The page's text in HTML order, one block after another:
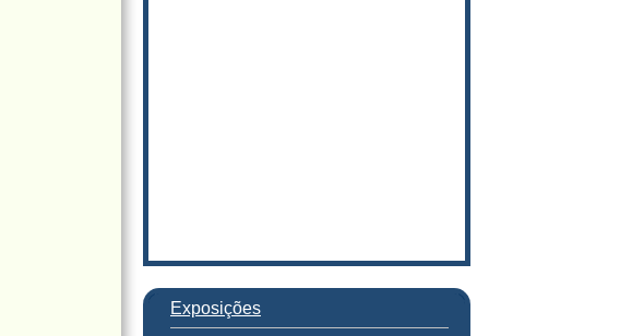
Exposições